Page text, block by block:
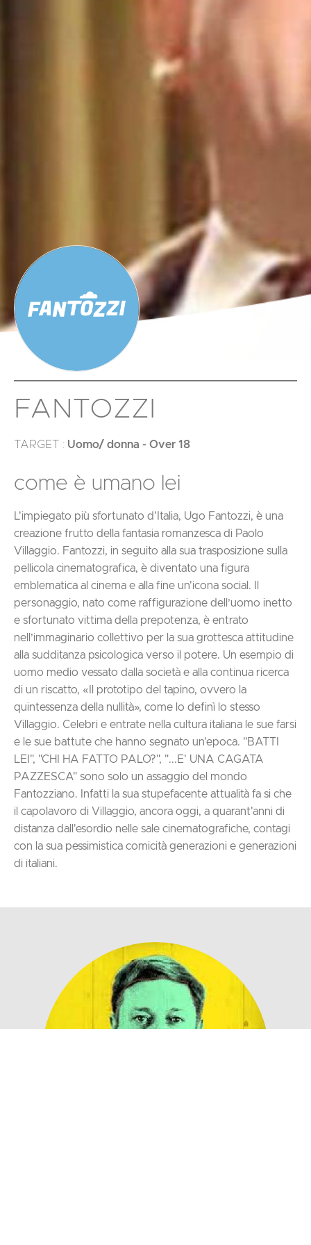
FANTOZZI
TARGET : Uomo/ donna - Over 18
come è umano lei
L'impiegato più sfortunato d'Italia, Ugo Fantozzi, è una
creazione frutto della fantasia romanzesca di Paolo
Villaggio. Fantozzi, in seguito alla sua trasposizione sulla
pellicola cinematografica, è diventato una figura
emblematica al cinema e alla fine un'icona social. Il
personaggio, nato come raffigurazione dell’uomo inetto
e sfortunato vittima della prepotenza, è entrato
nell’immaginario collettivo per la sua grottesca attitudine
alla sudditanza psicologica verso il potere. Un esempio di
uomo medio vessato dalla società e alla continua ricerca
di un riscatto, «Il prototipo del tapino, ovvero la
quintessenza della nullità», come lo definì lo stesso
Villaggio. Celebri e entrate nella cultura italiana le sue farsi
e le sue battute che hanno segnato un'epoca. "BATTI
LEI", "CHI HA FATTO PALO?", "...E' UNA CAGATA
PAZZESCA" sono solo un assaggio del mondo
Fantozziano. Infatti la sua stupefacente attualità fa si che
il capolavoro di Villaggio, ancora oggi, a quarant'anni di
distanza dall'esordio nelle sale cinematografiche, contagi
con la sua pessimistica comicità generazioni e generazioni
di italiani.